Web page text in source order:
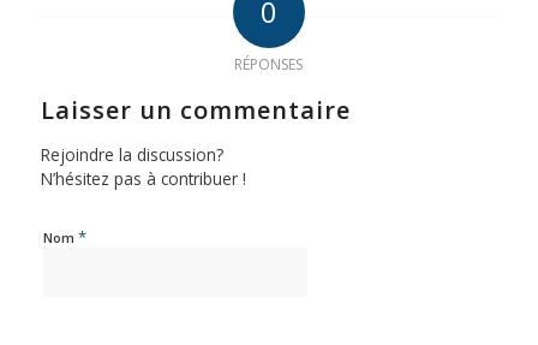
0
RÉPONSES
Laisser un commentaire
Rejoindre la discussion?
N’hésitez pas à contribuer !
Nom *